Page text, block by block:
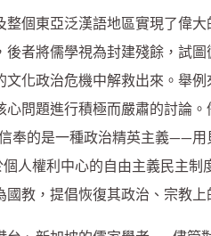
個東亞泛漢語地區實現了偉
者將儒學視為封建殘餘，試
化政治危機中解救出來。舉
問題進行積極而嚴肅的討論
奉的是一種政治精英主義——用
人權利中心的自由主義民主制
教，提倡恢復其政治、宗教上